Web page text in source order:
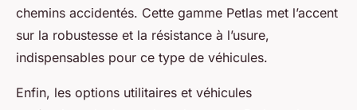
chemins accidentés. Cette gamme Petlas met l’accent
sur la robustesse et la résistance à l’usure,
indispensables pour ce type de véhicules.
Enfin, les options utilitaires et véhicules